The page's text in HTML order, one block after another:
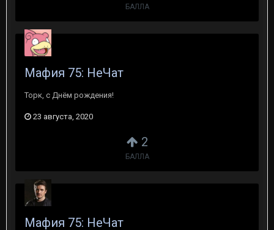
БАЛЛА
2
БАЛЛА
Мафия 75: НеЧат
Торк, с Днём рождения!
23 августа, 2020
Мафия 75: НеЧат